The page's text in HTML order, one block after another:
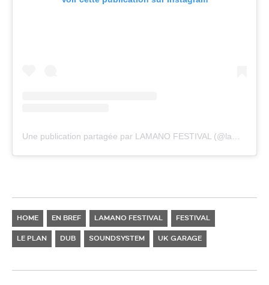
HOME EN BREF LAMANO FESTIVAL FESTIVAL
LE PLAN DUB SOUNDSYSTEM UK GARAGE